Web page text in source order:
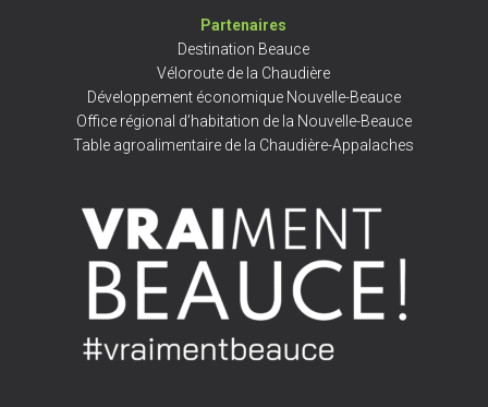
Partenaires
Destination Beauce
Véloroute de la Chaudière
Développement économique Nouvelle-Beauce
Office régional d’habitation de la Nouvelle-Beauce
Table agroalimentaire de la Chaudière-Appalaches